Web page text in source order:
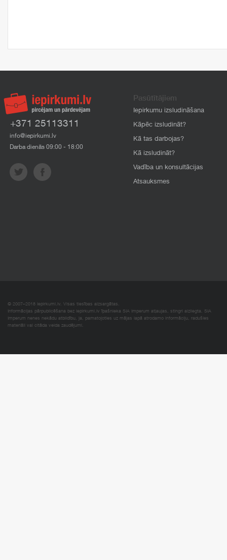
+371 25113311
info@iepirkumi.lv
Darba dienās 09:00 - 18:00
Pasūtītājiem
Iepirkumu izsludināšana
Kāpēc izsludināt?
Kā tas darbojas?
Kā izsludināt?
Vadība un konsultācijas
Atsauksmes
© 2007–2018 Iepirkumi.lv. Visas tiesības aizsargātas.
Informācijas pārpublicēšana bez iepirkumi.lv īpašnieka SIA Imperum atļaujas, stingri aizliegta. SIA
Imperum nenes nekādu atbildību, ja, pamatojoties uz mājas lapā atrodamo informāciju, radušies
materiāli vai citāda veida zaudējumi.